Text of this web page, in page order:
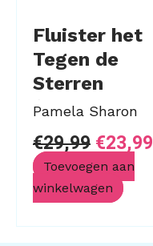
Fluister het
Tegen de
Sterren
(SMP
Limited
Edition)-
Licht
Beschadigd
Pamela Sharon
€29,99 €23,99
Toevoegen aan
winkelwagen